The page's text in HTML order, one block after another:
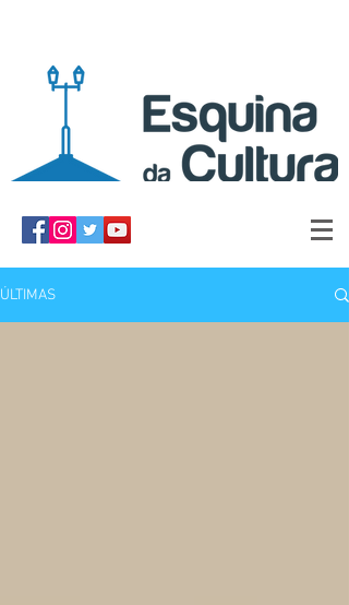
ÚLTIMAS